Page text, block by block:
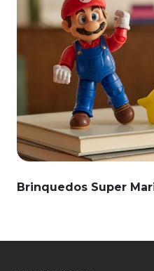
Brinquedos Super